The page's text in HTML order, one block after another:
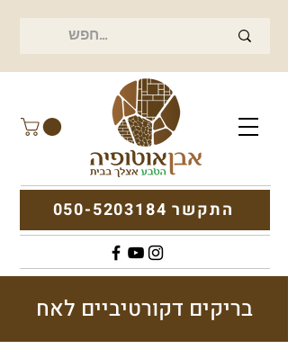
התקשר 050-5203184
בריקים דקורטיביים לאח